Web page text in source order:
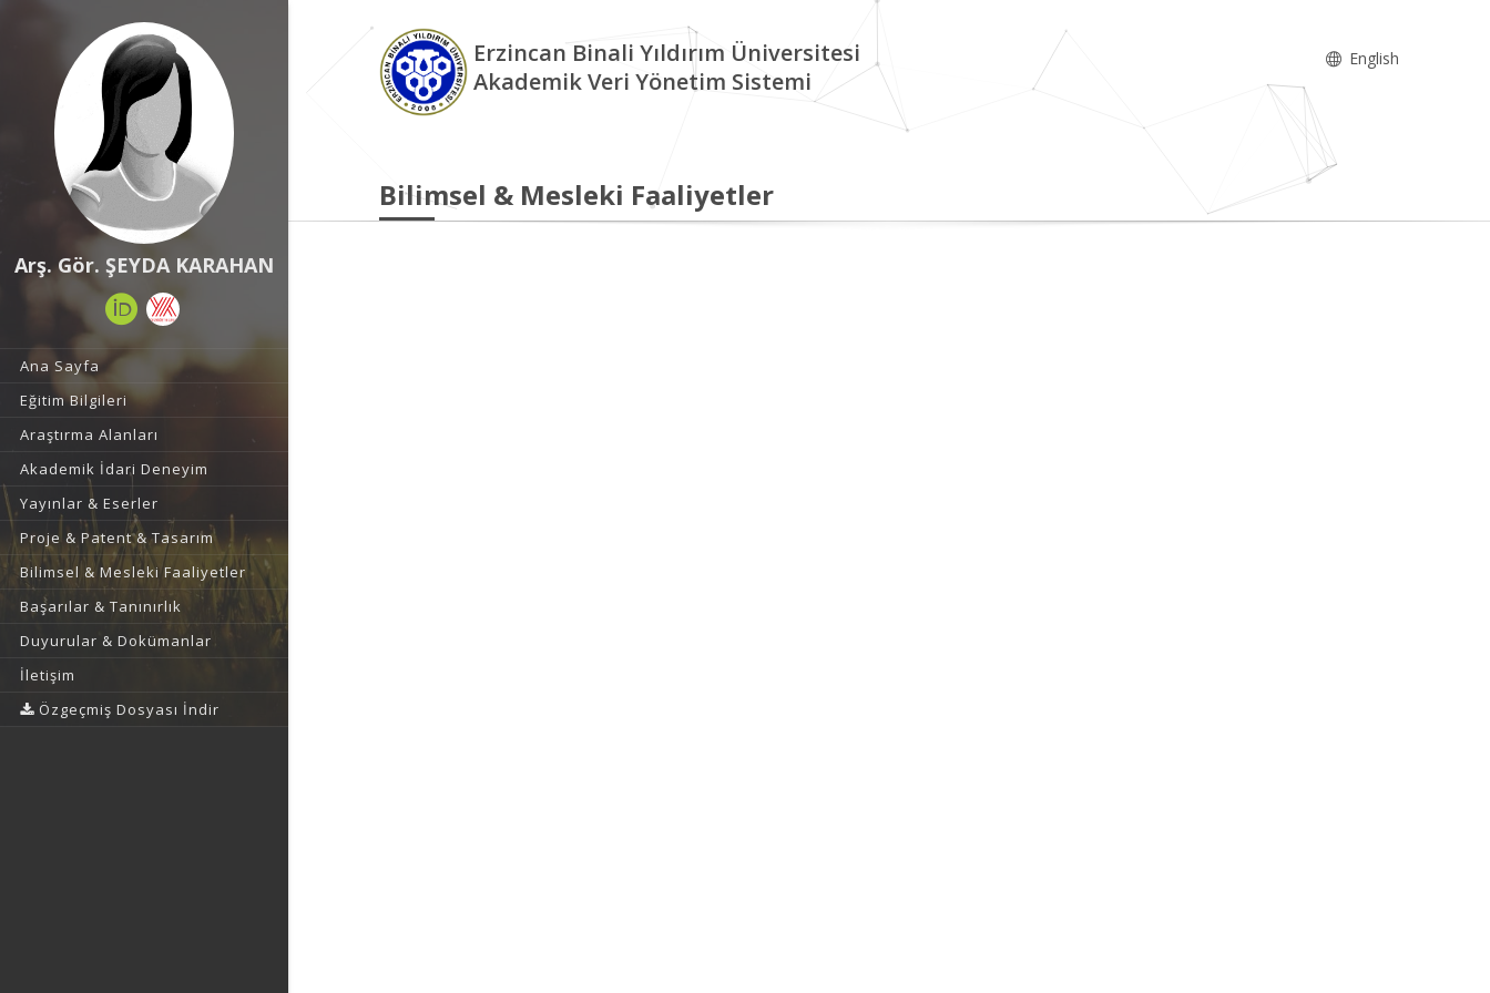
Arş. Gör. ŞEYDA KARAHAN
Ana Sayfa
Eğitim Bilgileri
Araştırma Alanları
Akademik İdari Deneyim
Yayınlar & Eserler
Proje & Patent & Tasarım
Bilimsel & Mesleki Faaliyetler
Başarılar & Tanınırlık
Duyurular & Dokümanlar
İletişim
Özgeçmiş Dosyası İndir
Erzincan Binali Yıldırım Üniversitesi
Akademik Veri Yönetim Sistemi
English
Bilimsel & Mesleki Faaliyetler